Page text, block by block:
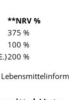
**NRV %
375 %
100 %
200 %